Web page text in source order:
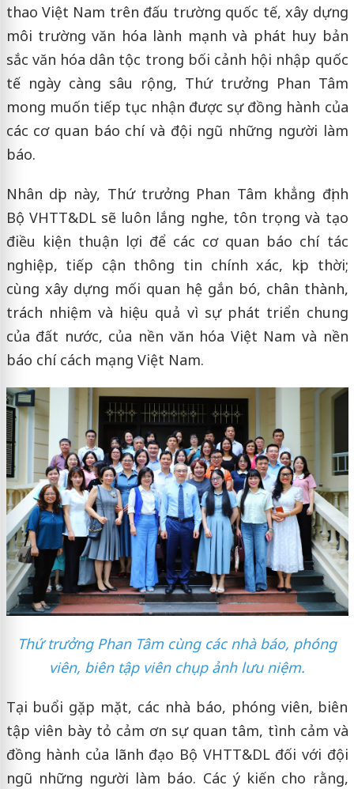
thao Việt Nam trên đấu trường quốc tế, xây dựng
môi trường văn hóa lành mạnh và phát huy bản
sắc văn hóa dân tộc trong bối cảnh hội nhập quốc
tế ngày càng sâu rộng, Thứ trưởng Phan Tâm
mong muốn tiếp tục nhận được sự đồng hành của
các cơ quan báo chí và đội ngũ những người làm
báo.
Nhân dịp này, Thứ trưởng Phan Tâm khẳng định
Bộ VHTT&DL sẽ luôn lắng nghe, tôn trọng và tạo
điều kiện thuận lợi để các cơ quan báo chí tác
nghiệp, tiếp cận thông tin chính xác, kịp thời;
cùng xây dựng mối quan hệ gắn bó, chân thành,
trách nhiệm và hiệu quả vì sự phát triển chung
của đất nước, của nền văn hóa Việt Nam và nền
báo chí cách mạng Việt Nam.
Thứ trưởng Phan Tâm cùng các nhà báo, phóng
viên, biên tập viên chụp ảnh lưu niệm.
Tại buổi gặp mặt, các nhà báo, phóng viên, biên
tập viên bày tỏ cảm ơn sự quan tâm, tình cảm và
đồng hành của lãnh đạo Bộ VHTT&DL đối với đội
ngũ những người làm báo. Các ý kiến cho rằng,